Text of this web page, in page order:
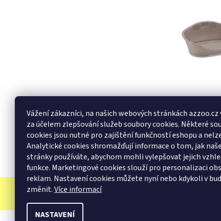
Buďte první,
Přidat
Buďte první,
Přidat
Vážení zákazníci, na našich webových stránkách azzoo.cz
za účelem zlepšování služeb soubory cookies. Některé
cookies jsou nutné pro zajištění funkčností eshopu a
Analytické cookies shromažďují informace o tom, jak
stránky používáte, abychom mohli vylepšovat jejich
funkce. Marketingové cookies slouží pro personalizaci
reklam. Nastavení cookies můžete nyní nebo kdykoli v
změnit.Více informací
NASTAVENÍ